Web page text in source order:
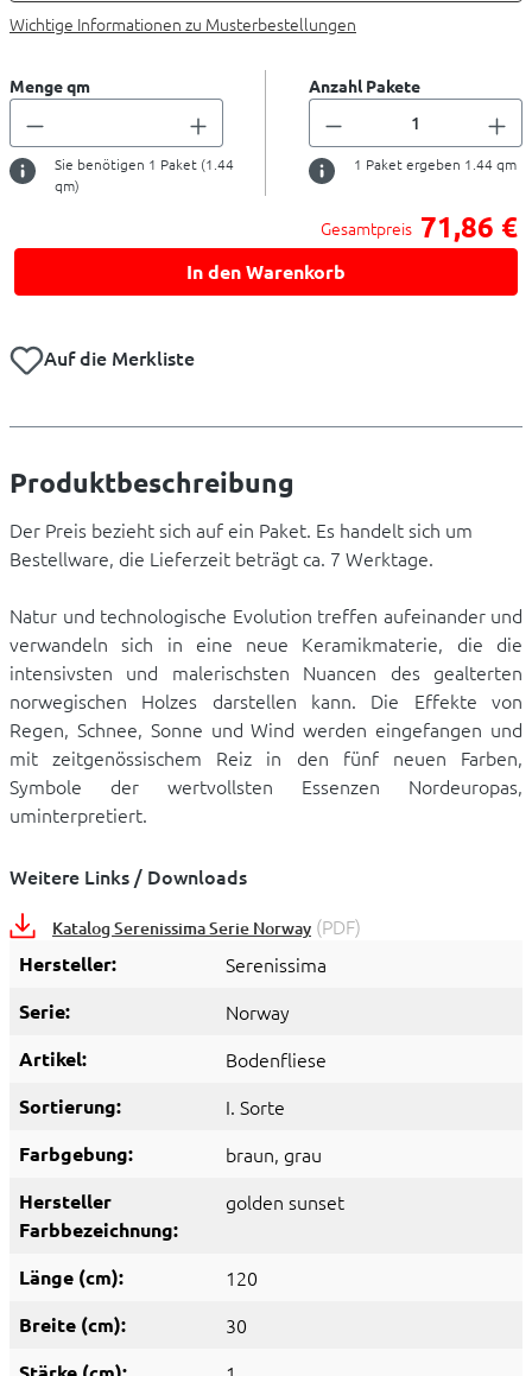
Wichtige Informationen zu Musterbestellungen
Menge qm
Sie benötigen 1 Paket (1.44
qm)
Anzahl Pakete
1 Paket ergeben 1.44qm
Gesamtpreis 71,86 €
In den Warenkorb
Auf die Merkliste
Produktbeschreibung
Der Preis bezieht sich auf ein Paket. Es handelt sich um
Bestellware, die Lieferzeit beträgt ca. 7 Werktage.
Natur und technologische Evolution treffen aufeinander und
verwandeln sich in eine neue Keramikmaterie, die die
intensivsten und malerischsten Nuancen des gealterten
norwegischen Holzes darstellen kann. Die Effekte von
Regen, Schnee, Sonne und Wind werden eingefangen und
mit zeitgenössischem Reiz in den fünf neuen Farben,
Symbole der wertvollsten Essenzen Nordeuropas,
uminterpretiert.
Weitere Links / Downloads
Katalog Serenissima Serie Norway (PDF)
Hersteller: Serenissima
Serie: Norway
Artikel: Bodenfliese
Sortierung: I. Sorte
Farbgebung: braun, grau
Hersteller
Farbbezeichnung:
golden sunset
Länge (cm): 120
Breite (cm): 30